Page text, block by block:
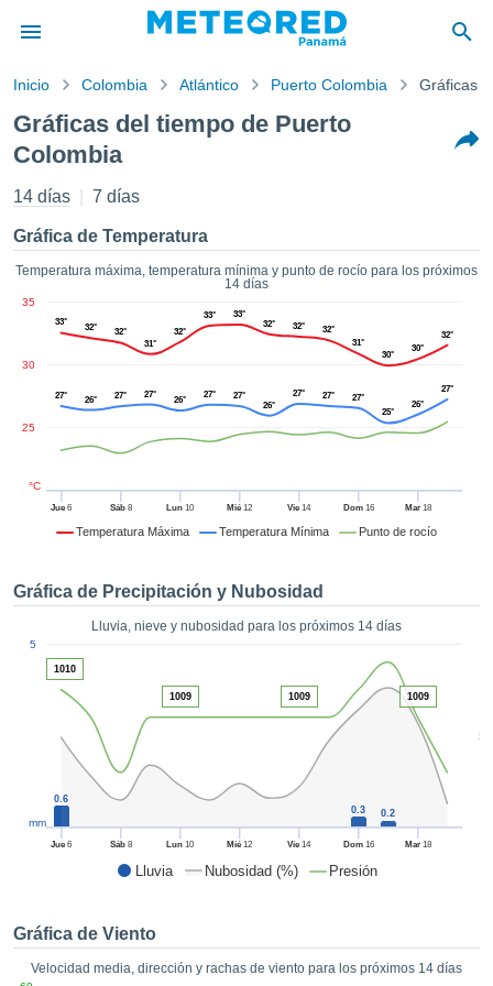
de
por
que la
calidad.
a este
las
forma
basada
nuestra
seguir
sin coste.
a la
ya sean
nuestros
nos
así como
un perfil
para
CONTINUAR
CONFIGURACIÓN
Inicio Colombia Atlántico Puerto Colombia Gráficas
Gráficas del tiempo de Puerto
Colombia
14 días 7 días
Gráfica de Temperatura
Temperatura máxima, temperatura mínima y punto de rocío para los próximos
14 días
Temperatura Máxima Temperatura Mínima Punto de rocío
Jue 6 Sáb8 Lun 10 Mié 12 Vie 14 Dom16 Mar18
25
30
35
°C
33°
32°
32°
31°
32°
33°
33°
32°
32°
32°
31°
30°
30°
32°
27° 26° 27° 27°
26°
27°
27°
26°
27° 27°
27°
25°
26°
27°
Gráfica de Precipitación y Nubosidad
Lluvia, nieve y nubosidad para los próximos 14 días
Lluvia Nubosidad (%) Presión
50
Jue 6 Sáb8 Lun 10 Mié 12 Vie 14 Dom16 Mar18
5
mm
0.6
0.3
0.2
1010
1009 1009 1009
Gráfica de Viento
Velocidad media, dirección y rachas de viento para los próximos 14 días